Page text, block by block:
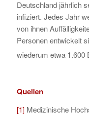
Deutschland jährlich
infiziert. Jedes Jahr
von ihnen
Personen entwickelt
wiederum etwa 1.600
Quellen
[1]Medizinische